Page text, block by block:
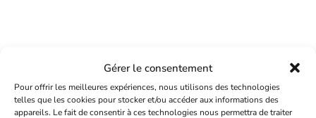
Gérer le consentement
Pour offrir les meilleures expériences, nous utilisons des technologies
telles que les cookies pour stocker et/ou accéder aux informations des
appareils. Le fait de consentir à ces technologies nous permettra de traiter
Description
Informations complémentaires